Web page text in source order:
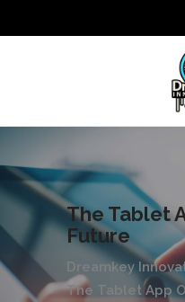
The Tablet
Future
Dreamkey
The Tablet App